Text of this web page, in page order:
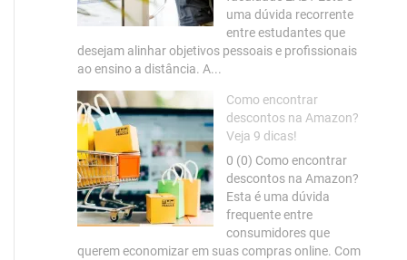
uma dúvida recorrente
entre estudantes que
desejam alinhar objetivos pessoais e profissionais
ao ensino a distância. A...
Como encontrar
descontos na Amazon?
Veja 9 dicas!
0 (0) Como encontrar
descontos na Amazon?
Esta é uma dúvida
frequente entre
consumidores que
querem economizar em suas compras online. Com